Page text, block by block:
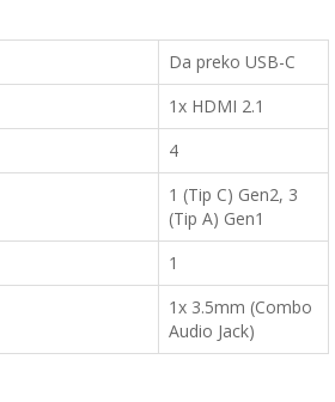
Da preko USB-C
1x HDMI 2.1
4
1 (Tip C) Gen2, 3
(Tip A) Gen1
1
1x 3.5mm (Combo
Audio Jack)